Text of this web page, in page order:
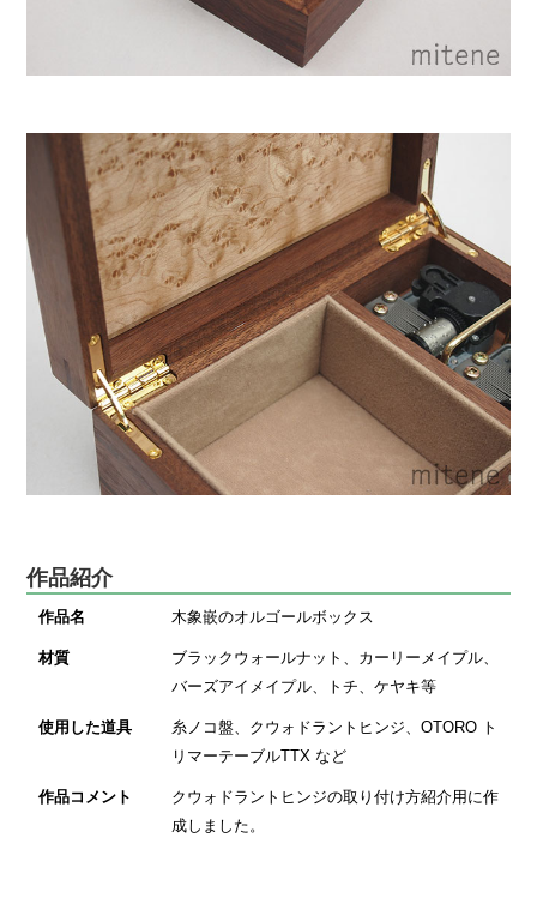
作品紹介
作品名 木象嵌のオルゴールボックス
材質
ブラックウォールナット、カーリーメイプル、
バーズアイメイプル、トチ、ケヤキ等
使用した道具
糸ノコ盤、クウォドラントヒンジ、OTORO ト
リマーテーブルTTX など
作品コメント
クウォドラントヒンジの取り付け方紹介用に作
成しました。